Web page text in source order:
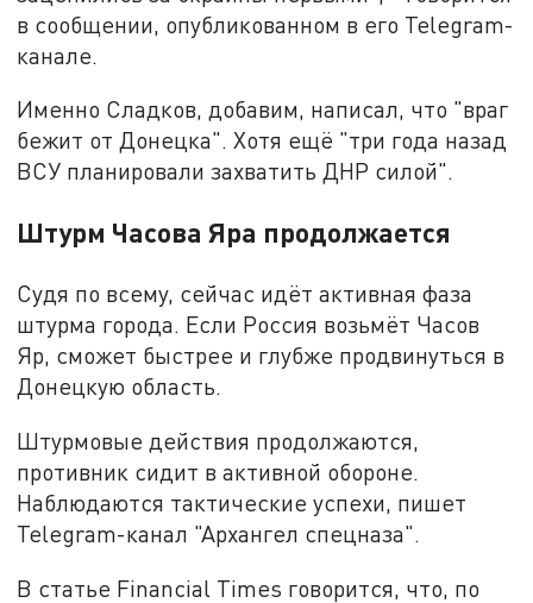
в сообщении, опубликованном в его Telegram-
канале.
Именно Сладков, добавим, написал, что "враг
бежит от Донецка". Хотя ещё "три года назад
ВСУ планировали захватить ДНР силой".
Штурм Часова Яра продолжается
Судя по всему, сейчас идёт активная фаза
штурма города. Если Россия возьмёт Часов
Яр, сможет быстрее и глубже продвинуться в
Донецкую область.
Штурмовые действия продолжаются,
противник сидит в активной обороне.
Наблюдаются тактические успехи, пишет
Telegram-канал "Архангел спецназа".
В статье Financial Times говорится, что, по